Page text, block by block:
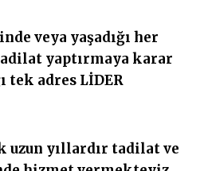
veya yaşadığı her
yaptırmaya karar
tek adres LİDER
yıllardır tadilat ve